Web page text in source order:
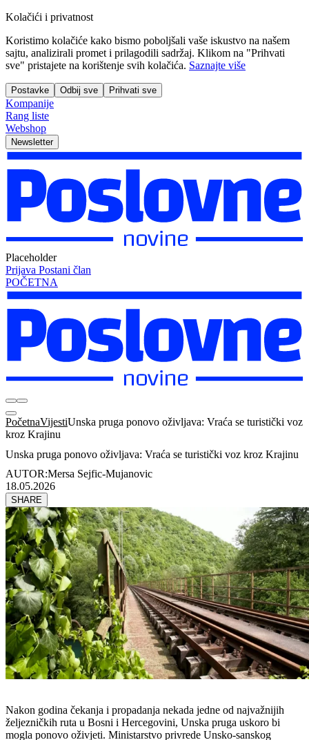
Kolačići i privatnost
Koristimo kolačiće kako bismo poboljšali vaše iskustvo na našem
sajtu, analizirali promet i prilagodili sadržaj. Klikom na "Prihvati
sve" pristajete na korištenje svih kolačića. Saznajte više
Postavke Odbij sve Prihvati sve
Kompanije
Rang liste
Webshop
Newsletter
Placeholder
Prijava Postani član
POČETNA
PočetnaVijestiUnska pruga ponovo oživljava: Vraća se turistički voz
kroz Krajinu
Unska pruga ponovo oživljava: Vraća se turistički voz kroz Krajinu
AUTOR:Mersa Sejfic-Mujanovic
18.05.2026
SHARE
Nakon godina čekanja i propadanja nekada jedne od najvažnijih
željezničkih ruta u Bosni i Hercegovini, Unska pruga uskoro bi
mogla ponovo oživjeti. Ministarstvo privrede Unsko-sanskog